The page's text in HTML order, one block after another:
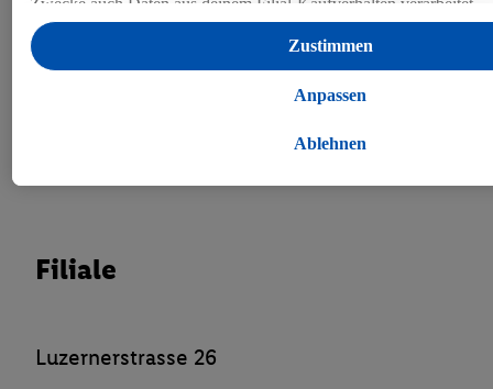
Filiale
Luzernerstrasse 26
Zwecke auch Daten aus deinem Filial-Kaufverhalten verarbeitet.
Unter „Anpassen“ kannst du einzelne Verwendungszwecke
Angaben zu den Datenverarbeitungen finden.
Techniken zulassen. Durch einen Klick auf „Zustimmen“ stimmst
Verarbeitungen zu sämtlichen vorgenannten Zwecken zu.
mit Wirkung für die Zukunft zu widerrufen, findest du in unseren
Ablehnen
Anpassen
Zustimmen